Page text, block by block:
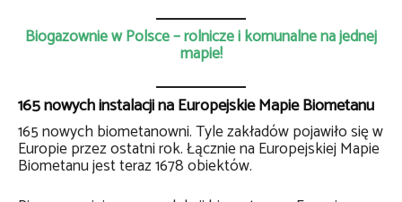
Biogazownie w Polsce – rolnicze i komunalne na jednej
mapie!
165 nowych instalacji na Europejskie Mapie Biometanu
165 nowych biometanowni. Tyle zakładów pojawiło się w
Europie przez ostatni rok. Łącznie na Europejskiej Mapie
Biometanu jest teraz 1678 obiektów.